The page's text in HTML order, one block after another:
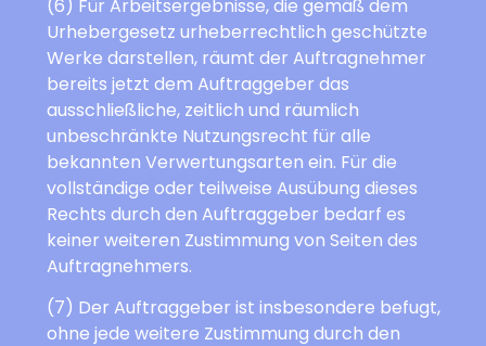
(6) Für Arbeitsergebnisse, die gemäß dem
Urhebergesetz urheberrechtlich geschützte
Werke darstellen, räumt der Auftragnehmer
bereits jetzt dem Auftraggeber das
ausschließliche, zeitlich und räumlich
unbeschränkte Nutzungsrecht für alle
bekannten Verwertungsarten ein. Für die
vollständige oder teilweise Ausübung dieses
Rechts durch den Auftraggeber bedarf es
keiner weiteren Zustimmung von Seiten des
Auftragnehmers.
(7) Der Auftraggeber ist insbesondere befugt,
ohne jede weitere Zustimmung durch den